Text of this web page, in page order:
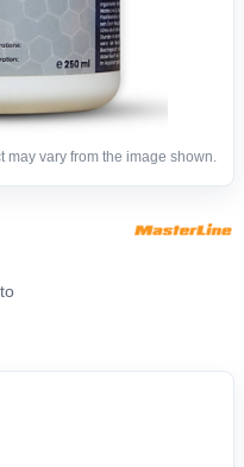
may vary from the image shown.